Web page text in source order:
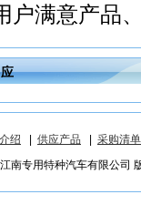
户满意产品
绍 供应产品
采购清单
南专用特种汽车有限公司